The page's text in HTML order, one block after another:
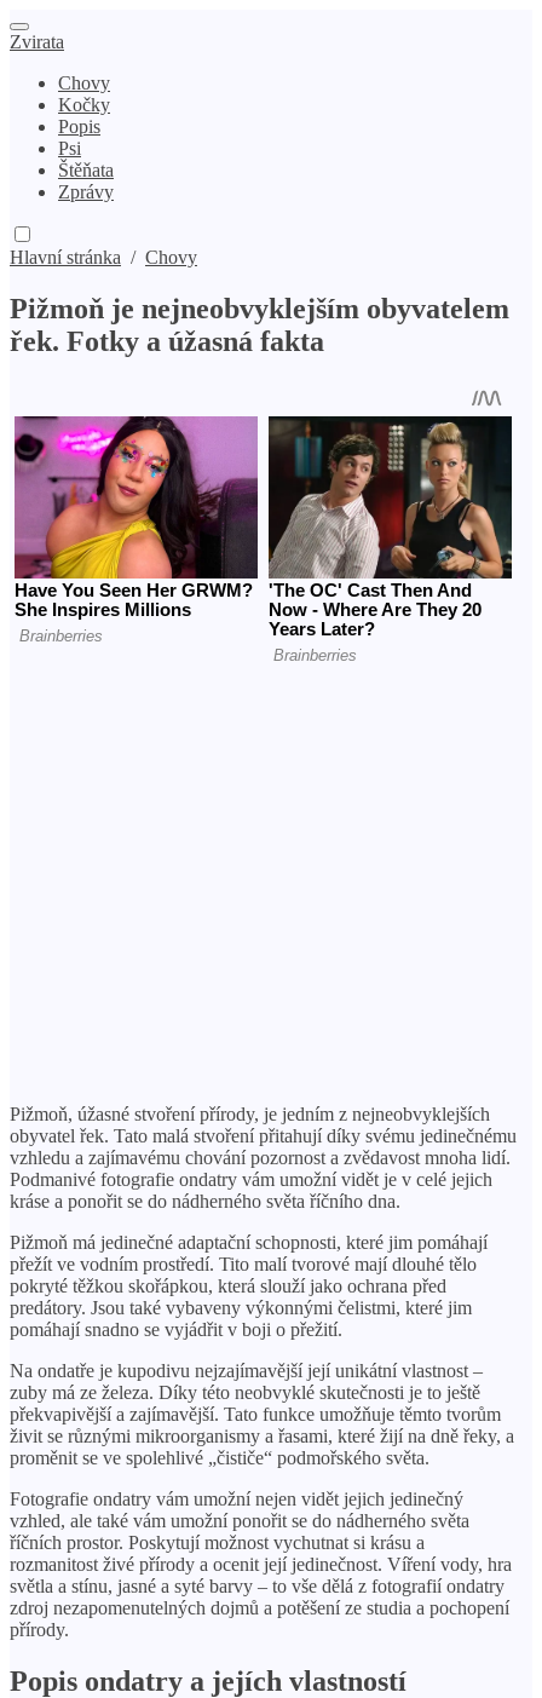
Zvirata
Chovy
Kočky
Popis
Psi
Štěňata
Zprávy
Hlavní stránka / Chovy
Pižmoň je nejneobvyklejším obyvatelem
řek. Fotky a úžasná fakta
Pižmoň, úžasné stvoření přírody, je jedním z nejneobvyklejších
obyvatel řek. Tato malá stvoření přitahují díky svému jedinečnému
vzhledu a zajímavému chování pozornost a zvědavost mnoha lidí.
Podmanivé fotografie ondatry vám umožní vidět je v celé jejich
kráse a ponořit se do nádherného světa říčního dna.
Pižmoň má jedinečné adaptační schopnosti, které jim pomáhají
přežít ve vodním prostředí. Tito malí tvorové mají dlouhé tělo
pokryté těžkou skořápkou, která slouží jako ochrana před
predátory. Jsou také vybaveny výkonnými čelistmi, které jim
pomáhají snadno se vyjádřit v boji o přežití.
Na ondatře je kupodivu nejzajímavější její unikátní vlastnost –
zuby má ze železa. Díky této neobvyklé skutečnosti je to ještě
překvapivější a zajímavější. Tato funkce umožňuje těmto tvorům
živit se různými mikroorganismy a řasami, které žijí na dně řeky, a
proměnit se ve spolehlivé „čističe“ podmořského světa.
Fotografie ondatry vám umožní nejen vidět jejich jedinečný
vzhled, ale také vám umožní ponořit se do nádherného světa
říčních prostor. Poskytují možnost vychutnat si krásu a
rozmanitost živé přírody a ocenit její jedinečnost. Víření vody, hra
světla a stínu, jasné a syté barvy – to vše dělá z fotografií ondatry
zdroj nezapomenutelných dojmů a potěšení ze studia a pochopení
přírody.
Popis ondatry a jejích vlastností